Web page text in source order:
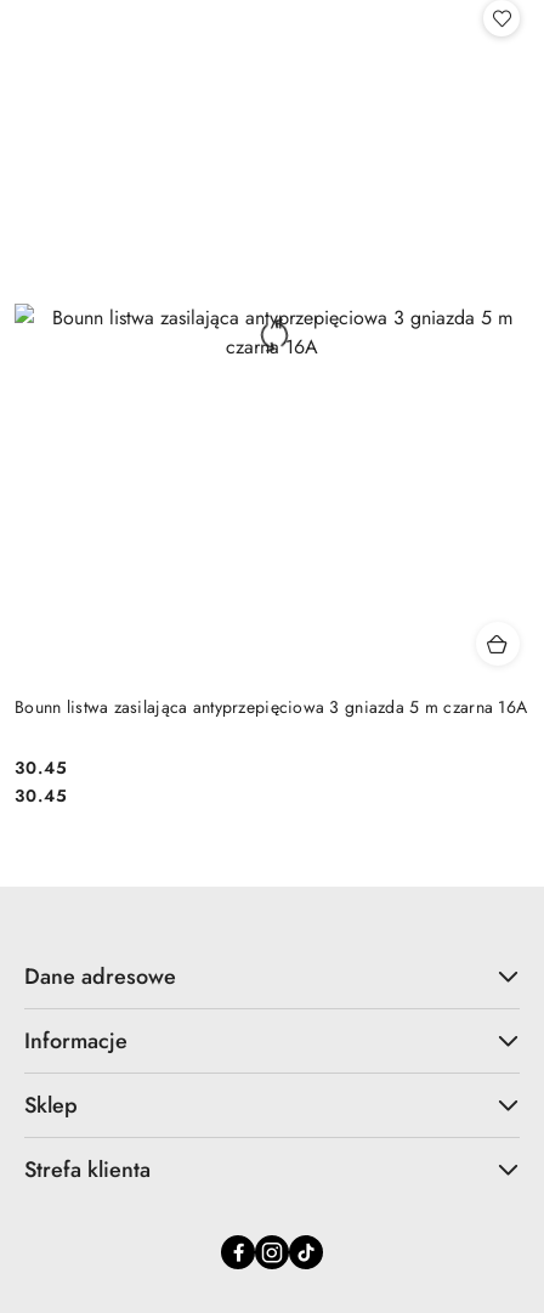
Bounn listwa zasilająca antyprzepięciowa 3 gniazda 5 m czarna 16A
Cena:
30.45
Cena:
30.45
Dane adresowe
Informacje
Sklep
Strefa klienta